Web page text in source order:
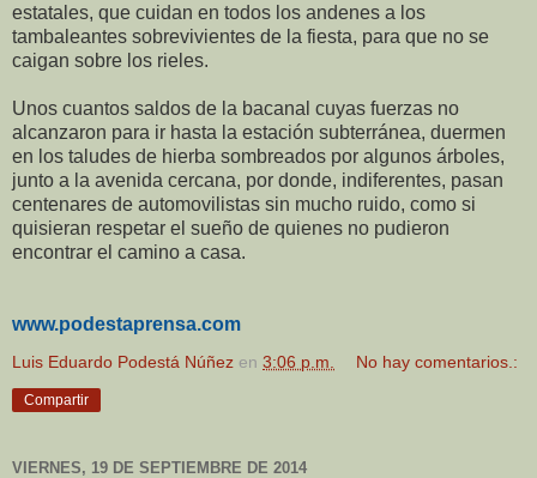
estatales, que cuidan en todos los andenes a los
tambaleantes sobrevivientes de la fiesta, para que no se
caigan sobre los rieles.
Unos cuantos saldos de la bacanal cuyas fuerzas no
alcanzaron para ir hasta la estación subterránea, duermen
en los taludes de hierba sombreados por algunos árboles,
junto a la avenida cercana, por donde, indiferentes, pasan
centenares de automovilistas sin mucho ruido, como si
quisieran respetar el sueño de quienes no pudieron
encontrar el camino a casa.
www.podestaprensa.com
Luis Eduardo Podestá Núñez en 3:06 p.m. No hay comentarios.:
Compartir
VIERNES, 19 DE SEPTIEMBRE DE 2014